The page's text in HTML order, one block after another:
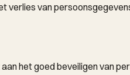
verlies van
het goed beveiligen van